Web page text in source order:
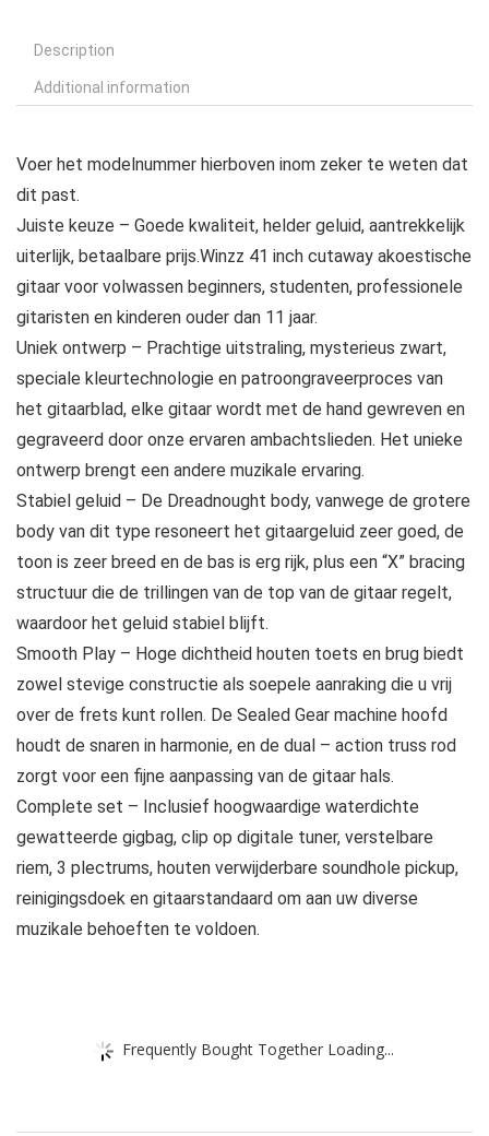
Description
Additional information
Voer het modelnummer hierboven inom zeker te weten dat
dit past.
Juiste keuze – Goede kwaliteit, helder geluid, aantrekkelijk
uiterlijk, betaalbare prijs.Winzz 41 inch cutaway akoestische
gitaar voor volwassen beginners, studenten, professionele
gitaristen en kinderen ouder dan 11 jaar.
Uniek ontwerp – Prachtige uitstraling, mysterieus zwart,
speciale kleurtechnologie en patroongraveerproces van
het gitaarblad, elke gitaar wordt met de hand gewreven en
gegraveerd door onze ervaren ambachtslieden. Het unieke
ontwerp brengt een andere muzikale ervaring.
Stabiel geluid – De Dreadnought body, vanwege de grotere
body van dit type resoneert het gitaargeluid zeer goed, de
toon is zeer breed en de bas is erg rijk, plus een “X” bracing
structuur die de trillingen van de top van de gitaar regelt,
waardoor het geluid stabiel blijft.
Smooth Play – Hoge dichtheid houten toets en brug biedt
zowel stevige constructie als soepele aanraking die u vrij
over de frets kunt rollen. De Sealed Gear machine hoofd
houdt de snaren in harmonie, en de dual – action truss rod
zorgt voor een fijne aanpassing van de gitaar hals.
Complete set – Inclusief hoogwaardige waterdichte
gewatteerde gigbag, clip op digitale tuner, verstelbare
riem, 3 plectrums, houten verwijderbare soundhole pickup,
reinigingsdoek en gitaarstandaard om aan uw diverse
muzikale behoeften te voldoen.
Frequently Bought Together Loading...